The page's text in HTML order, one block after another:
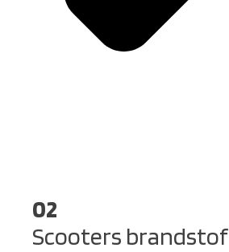
02
Scooters brandstof